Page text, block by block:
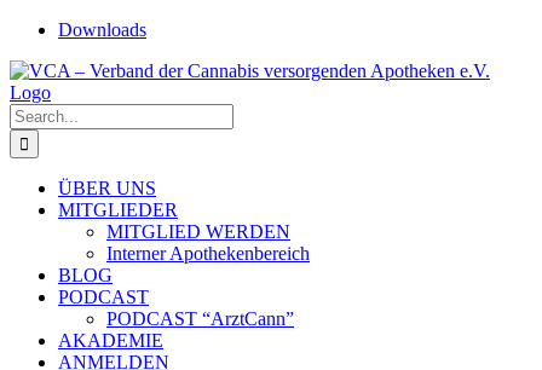
Skip
content
Downloads
Search
for:
ÜBER UNS
MITGLIEDER
MITGLIED WERDEN
Interner Apothekenbereich
BLOG
PODCAST
PODCAST “ArztCann”
AKADEMIE
ANMELDEN